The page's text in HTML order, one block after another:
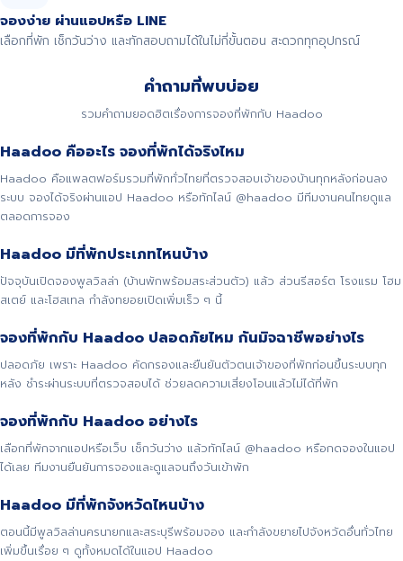
จองง่าย ผ่านแอปหรือ LINE
เลือกที่พัก เช็กวันว่าง และทักสอบถามได้ในไม่กี่ขั้นตอน สะดวกทุกอุปกรณ์
คำถามที่พบบ่อย
รวมคำถามยอดฮิตเรื่องการจองที่พักกับ Haadoo
Haadoo คืออะไร จองที่พักได้จริงไหม
Haadoo คือแพลตฟอร์มรวมที่พักทั่วไทยที่ตรวจสอบเจ้าของบ้านทุกหลังก่อนลง
ระบบ จองได้จริงผ่านแอป Haadoo หรือทักไลน์ @haadoo มีทีมงานคนไทยดูแล
ตลอดการจอง
Haadoo มีที่พักประเภทไหนบ้าง
ปัจจุบันเปิดจองพูลวิลล่า (บ้านพักพร้อมสระส่วนตัว) แล้ว ส่วนรีสอร์ต โรงแรม โฮม
สเตย์ และโฮสเทล กำลังทยอยเปิดเพิ่มเร็ว ๆ นี้
จองที่พักกับ Haadoo ปลอดภัยไหม กันมิจฉาชีพอย่างไร
ปลอดภัย เพราะ Haadoo คัดกรองและยืนยันตัวตนเจ้าของที่พักก่อนขึ้นระบบทุก
หลัง ชำระผ่านระบบที่ตรวจสอบได้ ช่วยลดความเสี่ยงโอนแล้วไม่ได้ที่พัก
จองที่พักกับ Haadoo อย่างไร
เลือกที่พักจากแอปหรือเว็บ เช็กวันว่าง แล้วทักไลน์ @haadoo หรือกดจองในแอป
ได้เลย ทีมงานยืนยันการจองและดูแลจนถึงวันเข้าพัก
Haadoo มีที่พักจังหวัดไหนบ้าง
ตอนนี้มีพูลวิลล่านครนายกและสระบุรีพร้อมจอง และกำลังขยายไปจังหวัดอื่นทั่วไทย
เพิ่มขึ้นเรื่อย ๆ ดูทั้งหมดได้ในแอป Haadoo